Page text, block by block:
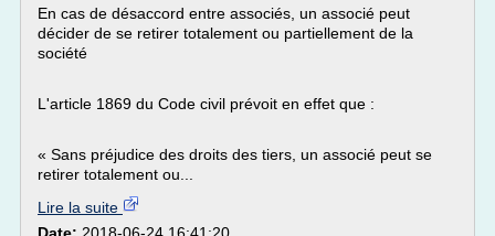
En cas de désaccord entre associés, un associé peut
décider de se retirer totalement ou partiellement de la
société
L'article 1869 du Code civil prévoit en effet que :
« Sans préjudice des droits des tiers, un associé peut se
retirer totalement ou...
Lire la suite